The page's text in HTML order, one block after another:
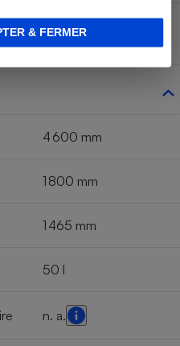
& FERMER
4 600 mm
1 800 mm
1 465 mm
50 l
n. a.